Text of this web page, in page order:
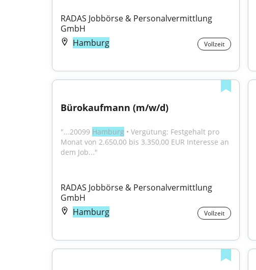
RADAS Jobbörse & Personalvermittlung
GmbH
Hamburg
Vollzeit
Bürokaufmann (m/w/d)
"...20099 Hamburg • Vergütung: Festgehalt pro
Monat von 2.650,00 bis 3.350,00 EUR Interesse an
dem Job..."
RADAS Jobbörse & Personalvermittlung
GmbH
Hamburg
Vollzeit